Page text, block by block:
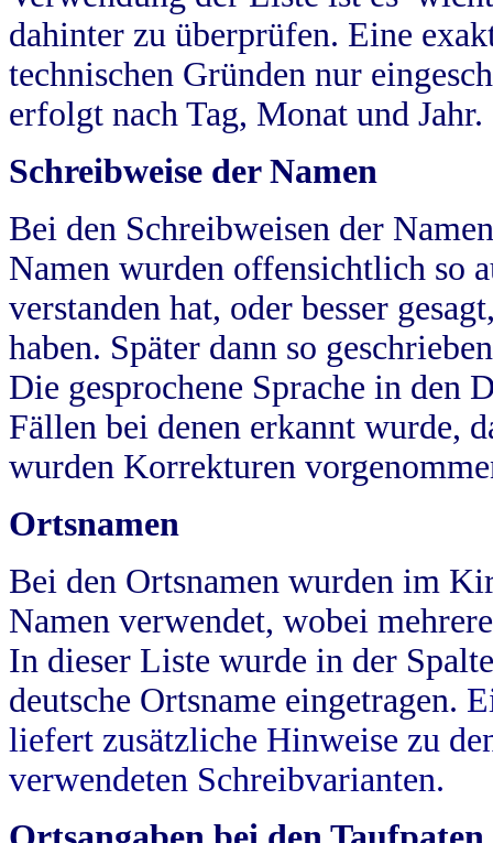
dahinter zu überprüfen. Eine
technischen Gründen nur
erfolgt nach Tag, Monat und Jahr.
Schreibweise der Namen
Bei den Schreibweisen der
Namen wurden offensichtlich so
verstanden hat, oder besser
haben. Später dann so
Die gesprochene Sprache in
Fällen bei denen erkannt wurde,
wurden Korrekturen
Ortsnamen
Bei den Ortsnamen wurden im
Namen verwendet, wobei
In dieser Liste wurde in der
deutsche Ortsname eingetragen.
liefert zusätzliche Hinweise zu
verwendeten Schreibvarianten.